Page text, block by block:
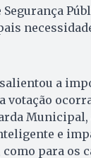
salientou a
votação
e
para os